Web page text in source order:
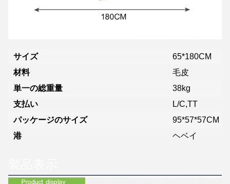
サイズ
65*180CM
材料
毛皮
単一の総重量
38kg
支払い
L/C,TT
パッケージのサイズ
95*57*57CM
港
ヘベイ